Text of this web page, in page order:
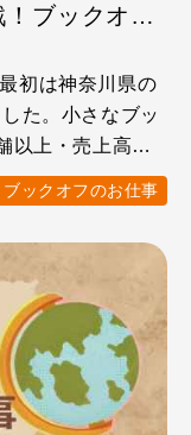
35坪の店舗から始まった挑戦！ブックオフの歴史とこれからの10年
初は神奈川県の
た。小さなブッ
以上・売上高
ブックオフのお仕事